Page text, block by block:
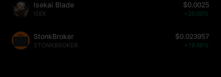
Isekai Blade
ISEK
$0.0025
+25.00%
StonkBroker
STONKBROKER
$0.023957
+19.48%